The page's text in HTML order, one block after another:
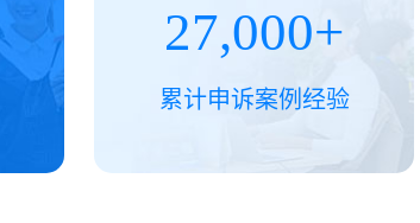
27,000+
累计申诉案例经验